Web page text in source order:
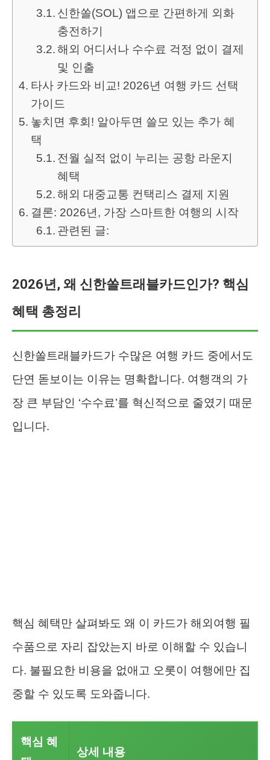
신한쏠(SOL) 앱으로 간편하게 외화
충전하기
해외 어디서나 수수료 걱정 없이 결제
및 인출
타사 카드와 비교! 2026년 여행 카드 선택
가이드
놓치면 후회! 알아두면 쓸모 있는 추가 혜
택
전월 실적 없이 누리는 공항 라운지
혜택
해외 대중교통 컨택리스 결제 지원
결론: 2026년, 가장 스마트한 여행의 시작
관련된 글:
2026년, 왜 신한쏠트래블카드인가? 핵심
혜택 총정리
신한쏠트래블카드가 수많은 여행 카드 중에서도
단연 돋보이는 이유는 명확합니다. 여행객의 가
장 큰 부담인 ‘수수료’를 혁신적으로 줄였기 때문
입니다.
핵심 혜택만 살펴봐도 왜 이 카드가 해외여행 필
수품으로 자리 잡았는지 바로 이해할 수 있습니
다. 불필요한 비용을 없애고 오롯이 여행에만 집
중할 수 있도록 도와줍니다.
핵심 혜
상세 내용